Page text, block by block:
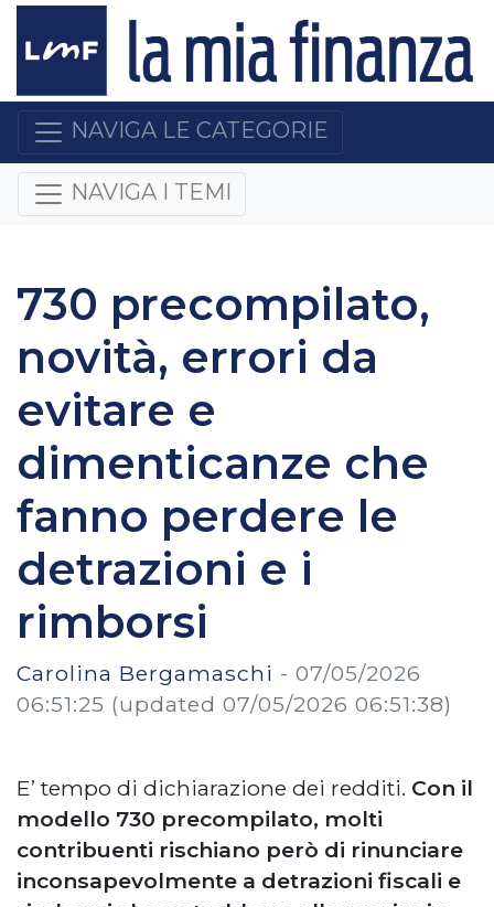
NAVIGA LE CATEGORIE
NAVIGA I TEMI
730 precompilato,
novità, errori da
evitare e
dimenticanze che
fanno perdere le
detrazioni e i
rimborsi
Carolina Bergamaschi - 07/05/2026
06:51:25 (updated 07/05/2026 06:51:38)
E’ tempo di dichiarazione dei redditi. Con il
modello 730 precompilato, molti
contribuenti rischiano però di rinunciare
inconsapevolmente a detrazioni fiscali e